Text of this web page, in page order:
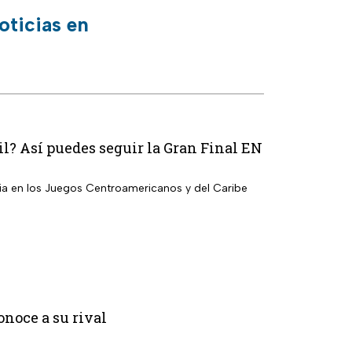
en
Así puedes seguir la Gran Final EN
en los Juegos Centroamericanos y del Caribe
a su rival